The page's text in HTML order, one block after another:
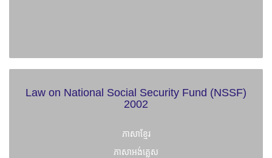
Law on National Social Security Fund (NSSF)
2002
ភាសាខ្មែរ
ភាសាអង់គ្លេស